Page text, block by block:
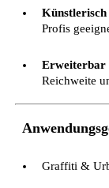
Profis
Erweiterbar
Reichweite
Graffiti &